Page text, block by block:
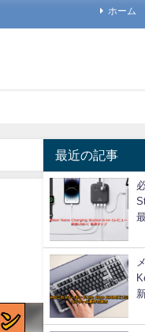
ホーム
最近の記事